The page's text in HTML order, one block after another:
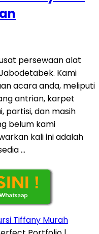
persewaan alat
Kami
acara anda, meliputi
antrian, karpet
partisi, dan masih
belum kami
kali ini adalah
…
Tiffany Murah